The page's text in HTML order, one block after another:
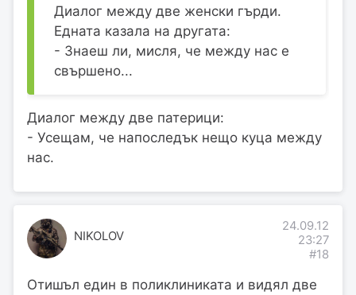
Диалог между две женски гърди.
Едната казала на другата:
- Знаеш ли, мисля, че между нас е
свършено...
Диалог между две патерици:
- Усещам, че напоследък нещо куца между
нас.
NIKOLOV
24.09.12
23:27
#18
Отишъл един в поликлиниката и видял две